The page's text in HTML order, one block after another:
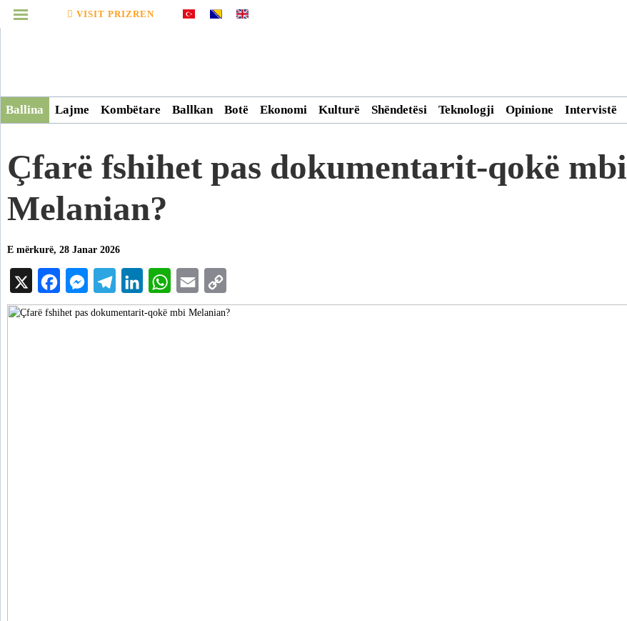
Infografikë
Video
Arkiv
VISIT PRIZREN
Ballina Lajme Kombëtare Ballkan Botë Ekonomi Kulturë Shëndetësi Teknologji Opinione Intervistë
Çfarë fshihet pas dokumentarit-qokë mbi
Melanian?
E mërkurë, 28 Janar 2026
Facebook Messenger Telegram LinkedIn